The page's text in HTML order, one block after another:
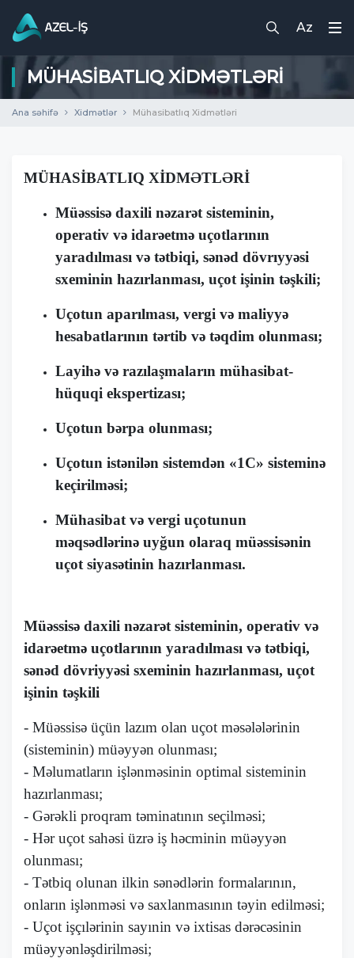
Az
MÜHASIBATLIQ XIDMƏTLƏRI
Ana səhifə Xidmətlər Mühasibatlıq Xidmətləri
MÜHASİBATLIQ XİDMƏTLƏRİ
Müəssisə daxili nəzarət sisteminin,
operativ və idarəetmə uçotlarının
yaradılması və tətbiqi, sənəd dövrıyyəsi
sxeminin hazırlanması, uçot işinin təşkili;
Uçotun aparılması, vergi və maliyyə
hesabatlarının tərtib və təqdim olunması;
Layihə və razılaşmaların mühasibat-
hüquqi ekspertizası;
Uçotun bərpa olunması;
Uçotun istənilən sistemdən «1С» sisteminə
keçirilməsi;
Mühasibat və vergi uçotunun
məqsədlərinə uyğun olaraq müəssisənin
uçot siyasətinin hazırlanması.
Müəssisə daxili nəzarət sisteminin, operativ və
idarəetmə uçotlarının yaradılması və tətbiqi,
sənəd dövriyyəsi sxeminin hazırlanması, uçot
işinin təşkili
- Müəssisə üçün lazım olan uçot məsələlərinin
(sisteminin) müəyyən olunması;
- Məlumatların işlənməsinin optimal sisteminin
hazırlanması;
- Gərəkli proqram təminatının seçilməsi;
- Hər uçot sahəsi üzrə iş həcminin müəyyən
olunması;
- Tətbiq olunan ilkin sənədlərin formalarının,
onların işlənməsi və saxlanmasının təyin edilməsi;
- Uçot işçılərinin sayınin və ixtisas dərəcəsinin
müəyyənləşdirilməsi;